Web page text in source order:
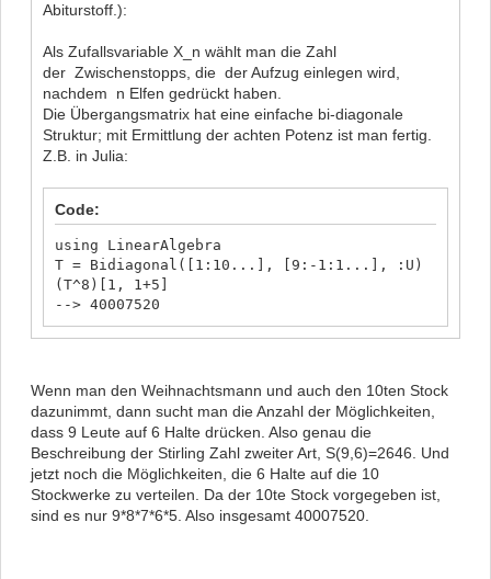
Abiturstoff.):
Als Zufallsvariable X_n wählt man die Zahl
der Zwischenstopps, die der Aufzug einlegen wird,
nachdem n Elfen gedrückt haben.
Die Übergangsmatrix hat eine einfache bi-diagonale
Struktur; mit Ermittlung der achten Potenz ist man fertig.
Z.B. in Julia:
Code:
using LinearAlgebra
T = Bidiagonal([1:10...], [9:-1:1...], :U)
(T^8)[1, 1+5]
--> 40007520
Wenn man den Weihnachtsmann und auch den 10ten Stock
dazunimmt, dann sucht man die Anzahl der Möglichkeiten,
dass 9 Leute auf 6 Halte drücken. Also genau die
Beschreibung der Stirling Zahl zweiter Art, S(9,6)=2646. Und
jetzt noch die Möglichkeiten, die 6 Halte auf die 10
Stockwerke zu verteilen. Da der 10te Stock vorgegeben ist,
sind es nur 9*8*7*6*5. Also insgesamt 40007520.